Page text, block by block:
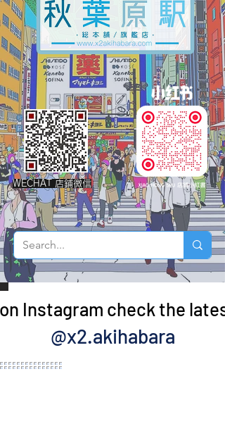
WECHAT 店鋪微信
Instagram check the
@x2.akihabara